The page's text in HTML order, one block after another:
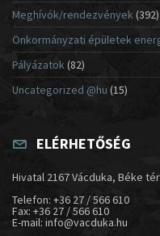
Meghívók/rendezvények (392)
Önkormányzati épületek
Pályázatok (82)
Uncategorized @hu (15)
ELÉRHETŐSÉG
Hivatal 2167 Vácduka, Béke
Telefon: +36 27 / 566 610
Fax: +36 27 / 566 610
E-mail: info@vacduka.hu